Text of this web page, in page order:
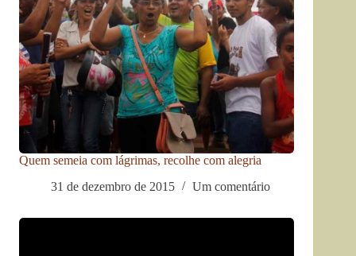
Quem semeia com lágrimas, recolhe com alegria
31 de dezembro de 2015
Um comentário